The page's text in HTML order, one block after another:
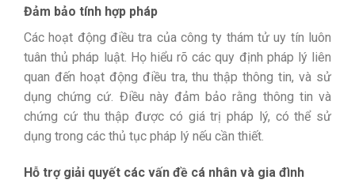
Đảm bảo tính hợp pháp
Các hoạt động điều tra của công ty thám tử uy tín luôn
tuân thủ pháp luật. Họ hiểu rõ các quy định pháp lý liên
quan đến hoạt động điều tra, thu thập thông tin, và sử
dụng chứng cứ. Điều này đảm bảo rằng thông tin và
chứng cứ thu thập được có giá trị pháp lý, có thể sử
dụng trong các thủ tục pháp lý nếu cần thiết.
Hỗ trợ giải quyết các vấn đề cá nhân và gia đình